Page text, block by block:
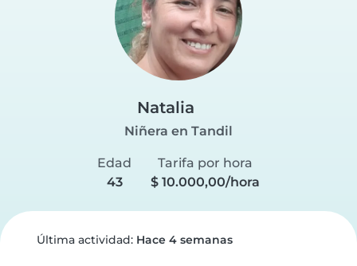
Natalia
Niñera en Tandil
Edad
43
Tarifa por hora
$ 10.000,00/hora
Última actividad: Hace 4 semanas